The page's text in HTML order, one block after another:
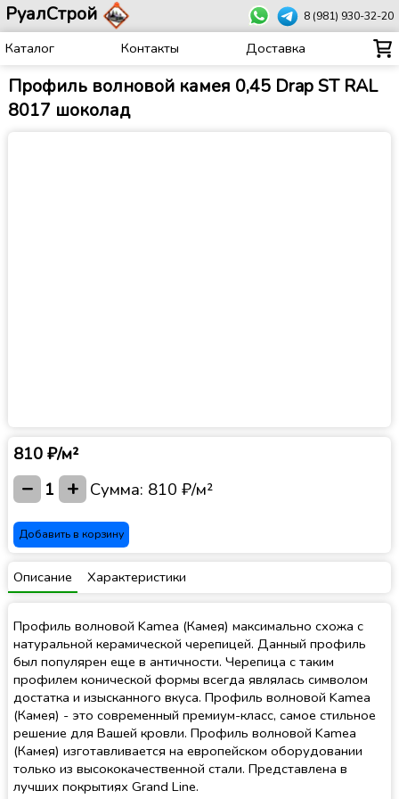
РуалСтрой 8 (981) 930-32-20
Каталог Контакты Доставка
Профиль волновой камея 0,45 Drap ST RAL
8017 шоколад
810 ₽/м²
− 1 + Сумма: 810 ₽/м²
Добавить в корзину
Описание Характеристики
Профиль волновой Kamea (Камея) максимально схожа с
натуральной керамической черепицей. Данный профиль
был популярен еще в античности. Черепица с таким
профилем конической формы всегда являлась символом
достатка и изысканного вкуса. Профиль волновой Kamea
(Камея) - это современный премиум-класс, самое стильное
решение для Вашей кровли. Профиль волновой Kamea
(Камея) изготавливается на европейском оборудовании
только из высококачественной стали. Представлена в
лучших покрытиях Grand Line.